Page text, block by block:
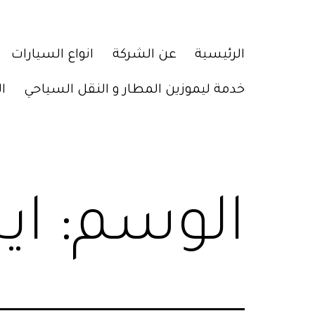
الرئيسية عن الشركة انواع السيارات
خدمة ليموزين المطار و النقل السياحي
الوسم: